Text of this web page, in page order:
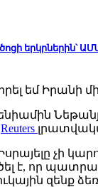
երկրներին՝
Reuters
չի
է, որ
զենք